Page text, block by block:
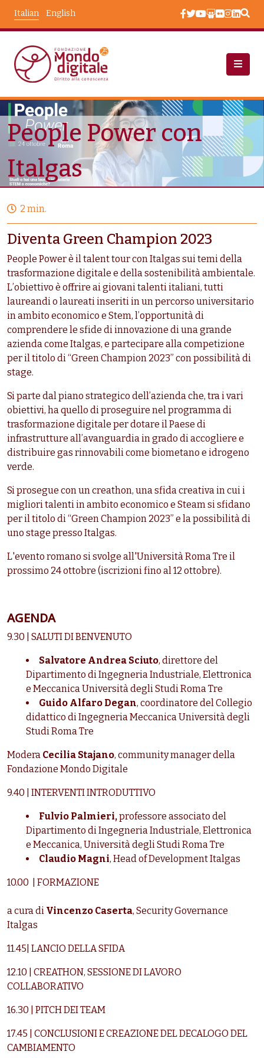
English
Italian
Eventi People Power Con Italgas
People Power con
Italgas
2 min.
Diventa Green Champion 2023
People Power è il talent tour con Italgas sui temi della
trasformazione digitale e della sostenibilità ambientale.
L’obiettivo è offrire ai giovani talenti italiani, tutti
laureandi o laureati inseriti in un percorso universitario
in ambito economico e Stem, l’opportunità di
comprendere le sfide di innovazione di una grande
azienda come Italgas, e partecipare alla competizione
per il titolo di “Green Champion 2023” con possibilità di
stage.
Si parte dal piano strategico dell’azienda che, tra i vari
obiettivi, ha quello di proseguire nel programma di
trasformazione digitale per dotare il Paese di
infrastrutture all’avanguardia in grado di accogliere e
distribuire gas rinnovabili come biometano e idrogeno
verde.
Si prosegue con un creathon, una sfida creativa in cui i
migliori talenti in ambito economico e Steam si sfidano
per il titolo di “Green Champion 2023” e la possibilità di
uno stage presso Italgas.
L'evento romano si svolge all'Università Roma Tre il
prossimo 24 ottobre (iscrizioni fino al 12 ottobre).
AGENDA
9.30 | SALUTI DI BENVENUTO
Salvatore Andrea Sciuto, direttore del
Dipartimento di Ingegneria Industriale, Elettronica
e Meccanica Università degli Studi Roma Tre
Guido Alfaro Degan, coordinatore del Collegio
didattico di Ingegneria Meccanica Università degli
Studi Roma Tre
Modera Cecilia Stajano, community manager della
Fondazione Mondo Digitale
9.40 | INTERVENTI INTRODUTTIVO
Fulvio Palmieri,professore associato del
Dipartimento di Ingegneria Industriale, Elettronica
e Meccanica, Università degli Studi Roma Tre
Claudio Magni, Head of Development Italgas
10.00 | FORMAZIONE
a cura di Vincenzo Caserta, Security Governance
Italgas
11.45| LANCIO DELLA SFIDA
12.10 | CREATHON, SESSIONE DI LAVORO
COLLABORATIVO
16.30 | PITCH DEI TEAM
17.45 | CONCLUSIONI E CREAZIONE DEL DECALOGO DEL
CAMBIAMENTO